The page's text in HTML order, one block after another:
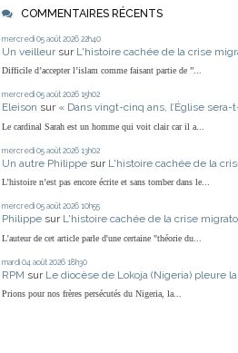
COMMENTAIRES RÉCENTS
mercredi 05 août 2026 22h40
Un veilleur sur L'histoire cachée de la crise
Difficile d’accepter l’islam comme faisant partie de ”...
mercredi 05 août 2026 15h02
Eleison sur « Dans vingt-cinq ans, l’Église sera-
Le cardinal Sarah est un homme qui voit clair car il a...
mercredi 05 août 2026 13h02
Un autre Philippe sur L'histoire cachée de la
L’histoire n’est pas encore écrite et sans tomber dans le...
mercredi 05 août 2026 10h55
Philippe sur L'histoire cachée de la crise
L'auteur de cet article parle d'une certaine "théorie du...
mardi 04 août 2026 18h30
RPM sur Le diocèse de Lokoja (Nigeria) pleure
Prions pour nos frères persécutés du Nigeria, la...